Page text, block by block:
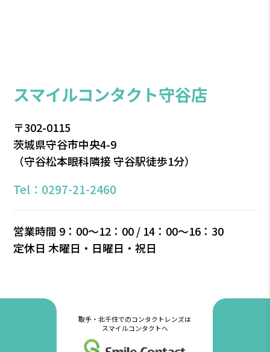
スマイルコンタクト守谷店
〒302-0115
茨城県守谷市中央4-9
（守谷松本眼科隣接 守谷駅徒歩1分）
Tel：0297-21-2460
営業時間 9：00～12：00 / 14：00～16：30
定休⽇ 木曜日・⽇曜⽇・祝⽇
取手・北千住でのコンタクトレンズは
スマイルコンタクトへ